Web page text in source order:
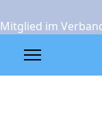
Mitglied im